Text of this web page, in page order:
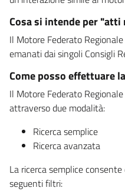
Cosa si intende per "atti
Il Motore Federato
emanati dai singoli Consigli
Come posso effettuare
Il Motore Federato
attraverso due modalità:
Ricerca semplice
Ricerca avanzata
La ricerca semplice
seguenti filtri: